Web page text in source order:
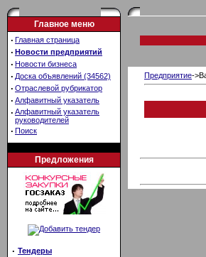
Главное меню
· Главная страница
· Новости предприятий
· Новости бизнеса
· Доска объявлений (34562)
· Отраслевой рубрикатор
· Алфавитный указатель
· Алфавитный указатель
руководителей
· Поиск
Предложения
· Тендеры
Предприятие-